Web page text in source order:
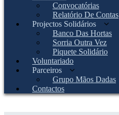
Convocatórias
Relatório De Contas
Projectos Solidários
Banco Das Hortas
Sorria Outra Vez
Piquete Solidário
Voluntariado
Parceiros
Grupo Mãos Dadas
Contactos